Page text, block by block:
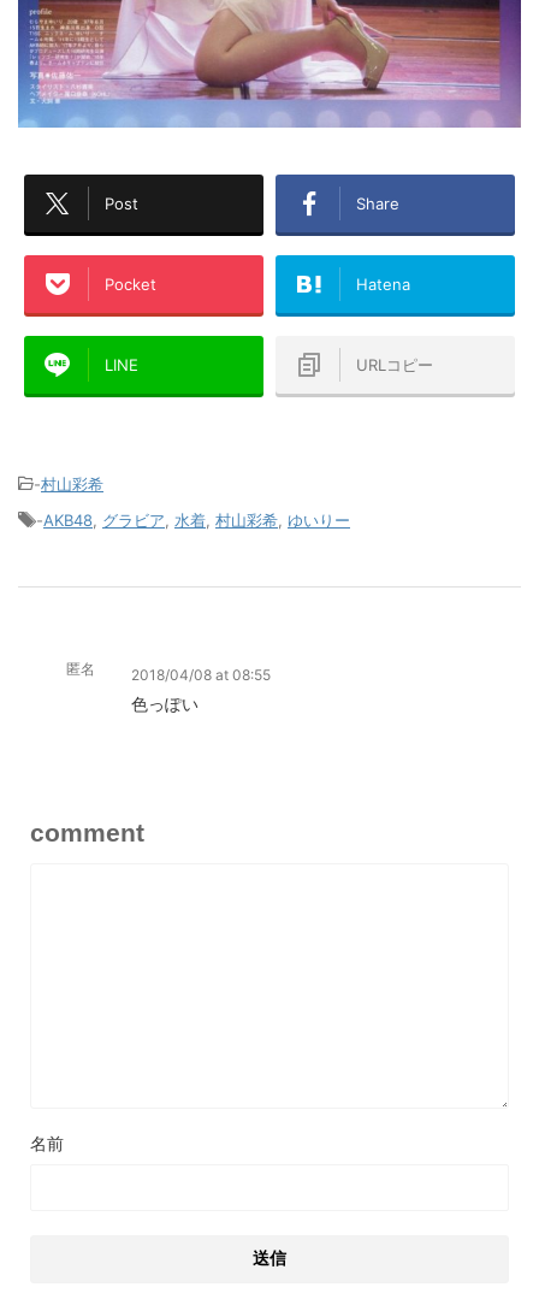
Post Share
Pocket Hatena
LINE URLコピー
-村山彩希
-AKB48 グラビア 水着 村山彩希 ゆいりー
匿名 2018/04/08 at 08:55
色っぽい
comment
名前